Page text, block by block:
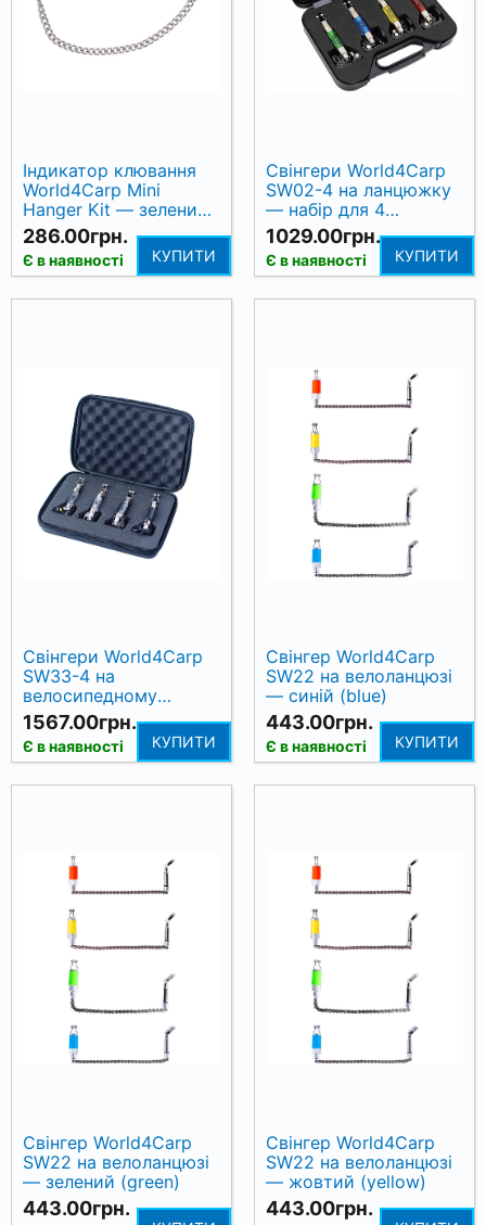
Індикатор клювання
World4Carp Mini
Hanger Kit — зелений,
ланцюжок 14 см
286.00грн.
Є в наявності КУПИТИ
Свінгери World4Carp
SW02-4 на ланцюжку
— набір для 4
вудилищ
1029.00грн.
Є в наявності КУПИТИ
Свінгери World4Carp
SW33-4 на
велосипедному
ланцюгу з LED-
підсвіткою, 4 шт
1567.00грн.
Є в наявності КУПИТИ
Свінгер World4Carp
SW22 на велоланцюзі
— синій (blue)
443.00грн.
Є в наявності КУПИТИ
Свінгер World4Carp
SW22 на велоланцюзі
— зелений (green)
443.00грн.
Свінгер World4Carp
SW22 на велоланцюзі
— жовтий (yellow)
443.00грн.